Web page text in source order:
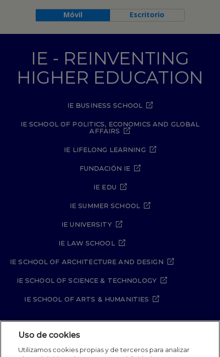
Móvil Escritorio
IE - REINVENTING
HIGHER EDUCATION
IE BUSINESS SCHOOL
IE SCHOOL OF POLITICS, ECONOMICS AND GLOBAL
AFFAIRS
IE LIFELONG LEARNING
FUNDACIÓN IE
IE EDU
IE SUMMER SCHOOL
IE UNIVERSITY
IE LAW SCHOOL
IE SCHOOL OF ARCHITECTURE AND DESIGN
IE SCHOOL OF SCIENCE & TECHNOLOGY
IE SCHOOL OF ARTS & HUMANITIES
Aviso legal
Política de Cookies
Política de seguridad
Uso de cookies
Utilizamos cookies propias y de terceros para analizar